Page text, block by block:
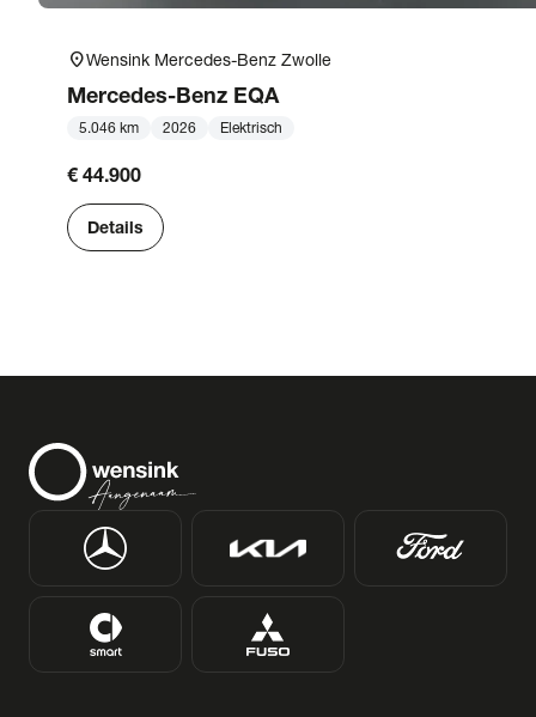
location_onWensink Mercedes-Benz Zwolle
Mercedes-Benz EQA
5.046 km 2026 Elektrisch
€ 44.900
Details